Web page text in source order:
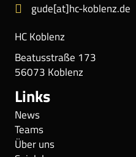
gude[at]hc-koblenz.de
HC Koblenz
Beatusstraße 173
56073 Koblenz
Links
News
Teams
Über uns